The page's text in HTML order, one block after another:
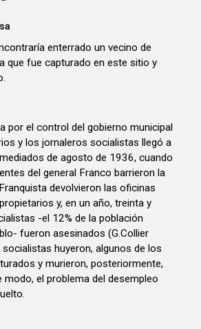
enterrado un vecino de
que fue capturado en este sitio y
por el control del gobierno municipal
y los jornaleros socialistas llegó a
de agosto de 1936, cuando
del general Franco barrieron la
devolvieron las oficinas
y, en un año, treinta y
-el 12% de la población
fueron asesinados (G.Collier
huyeron, algunos de los
y murieron, posteriormente,
modo, el problema del desempleo